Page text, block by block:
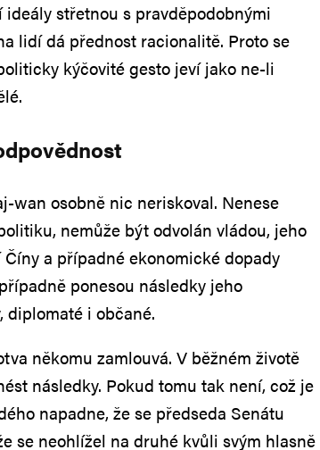
střetnou s pravděpodobnými
lidí dá přednost racionalitě. Proto se
kýčovité gesto jeví jako ne-li
osobně nic neriskoval. Nenese
nemůže být odvolán vládou, jeho
a případné ekonomické dopady
ponesou následky jeho
diplomaté i občané.
někomu zamlouvá. V běžném životě
následky. Pokud tomu tak není, což je
napadne, že se předseda Senátu
se neohlížel na druhé kvůli svým hlasně